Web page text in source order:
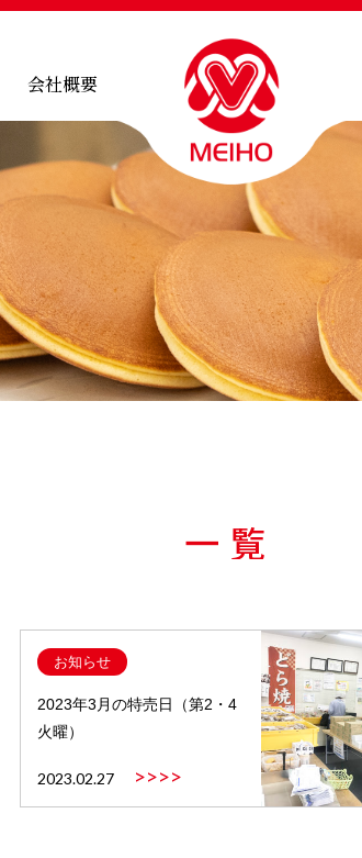
会社概要
一覧
お知らせ
2023年3月の特売日（第2・4
火曜）
2023.02.27 >>>>